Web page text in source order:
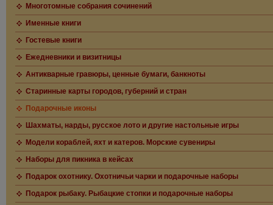
Многотомные собрания сочинений
Именные книги
Гостевые книги
Ежедневники и визитницы
Антикварные гравюры, ценные бумаги, банкноты
Старинные карты городов, губерний и стран
Подарочные иконы
Шахматы, нарды, русское лото и другие настольные игры
Модели кораблей, яхт и катеров. Морские сувениры
Наборы для пикника в кейсах
Подарок охотнику. Охотничьи чарки и подарочные наборы
Подарок рыбаку. Рыбацкие стопки и подарочные наборы